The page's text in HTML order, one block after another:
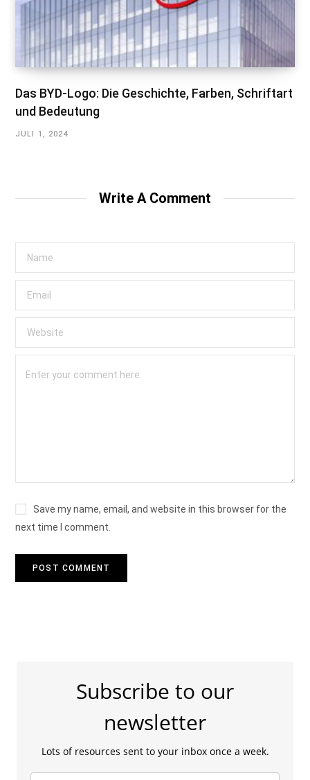
Das BYD-Logo: Die Geschichte, Farben, Schriftart
und Bedeutung
JULI 1, 2024
Write A Comment
Save my name, email, and website in this browser for the
next time I comment.
Subscribe to our
newsletter
Lots of resources sent to your inbox once a week.